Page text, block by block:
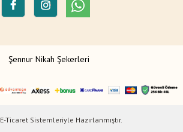
Şennur Nikah Şekerleri
E-TicaretSistemleriyle Hazırlanmıştır.